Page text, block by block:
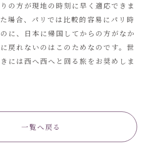
の方が現地の時刻に早く適応できま
場合、パリでは比較的容易にパリ時
に、日本に帰国してからの方がなか
戻れないのはこのためなのです。世
には西へ西へと回る旅をお奨めしま
一覧へ戻る